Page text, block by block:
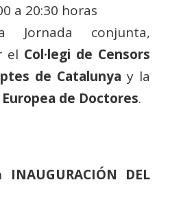
a 20:30 horas
Jornada conjunta,
el Col·legi de Censors
de Catalunya y la
de Doctores.
INAUGURACIÓN DEL